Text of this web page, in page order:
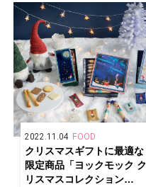
2022.11.04 FOOD
クリスマスギフトに最適な
限定商品「ヨックモック ク
リスマスコレクション